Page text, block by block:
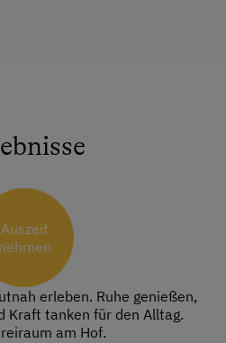
Auszeit
nehmen
erleben. Ruhe genießen,
Kraft tanken für den Alltag.
am Hof.